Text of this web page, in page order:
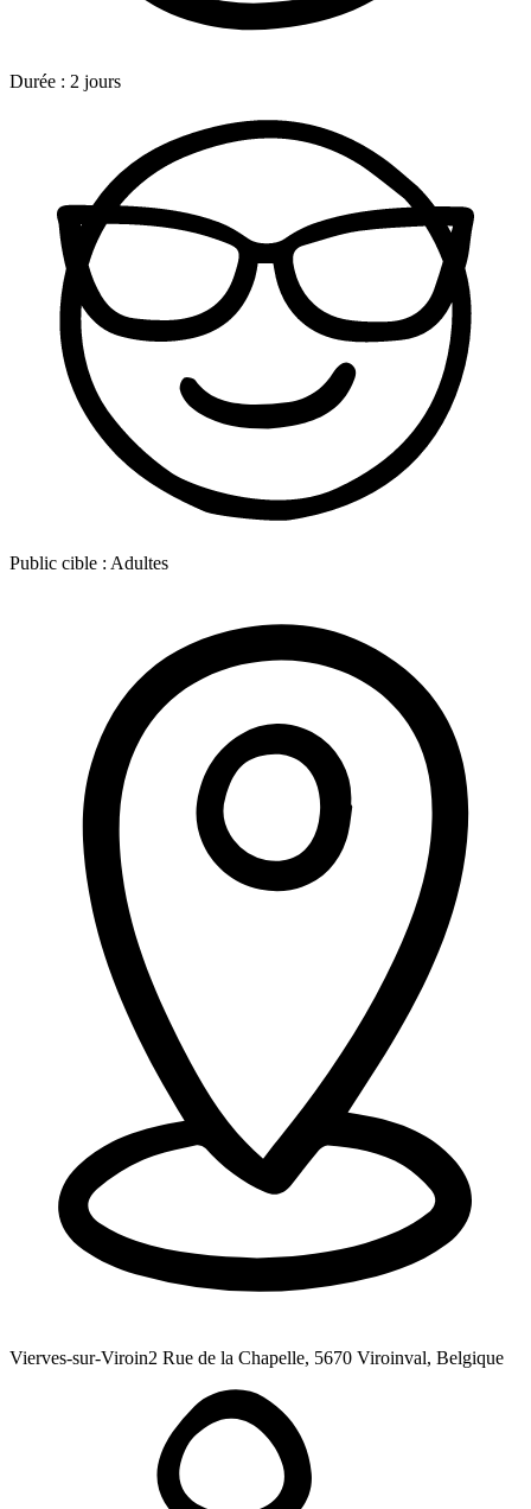
Durée : 2 jours
Public cible : Adultes
Vierves-sur-Viroin2 Rue de la Chapelle, 5670 Viroinval, Belgique